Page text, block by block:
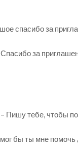
спасибо за
за
Пишу тебе, чтобы
бы ты мне помочь